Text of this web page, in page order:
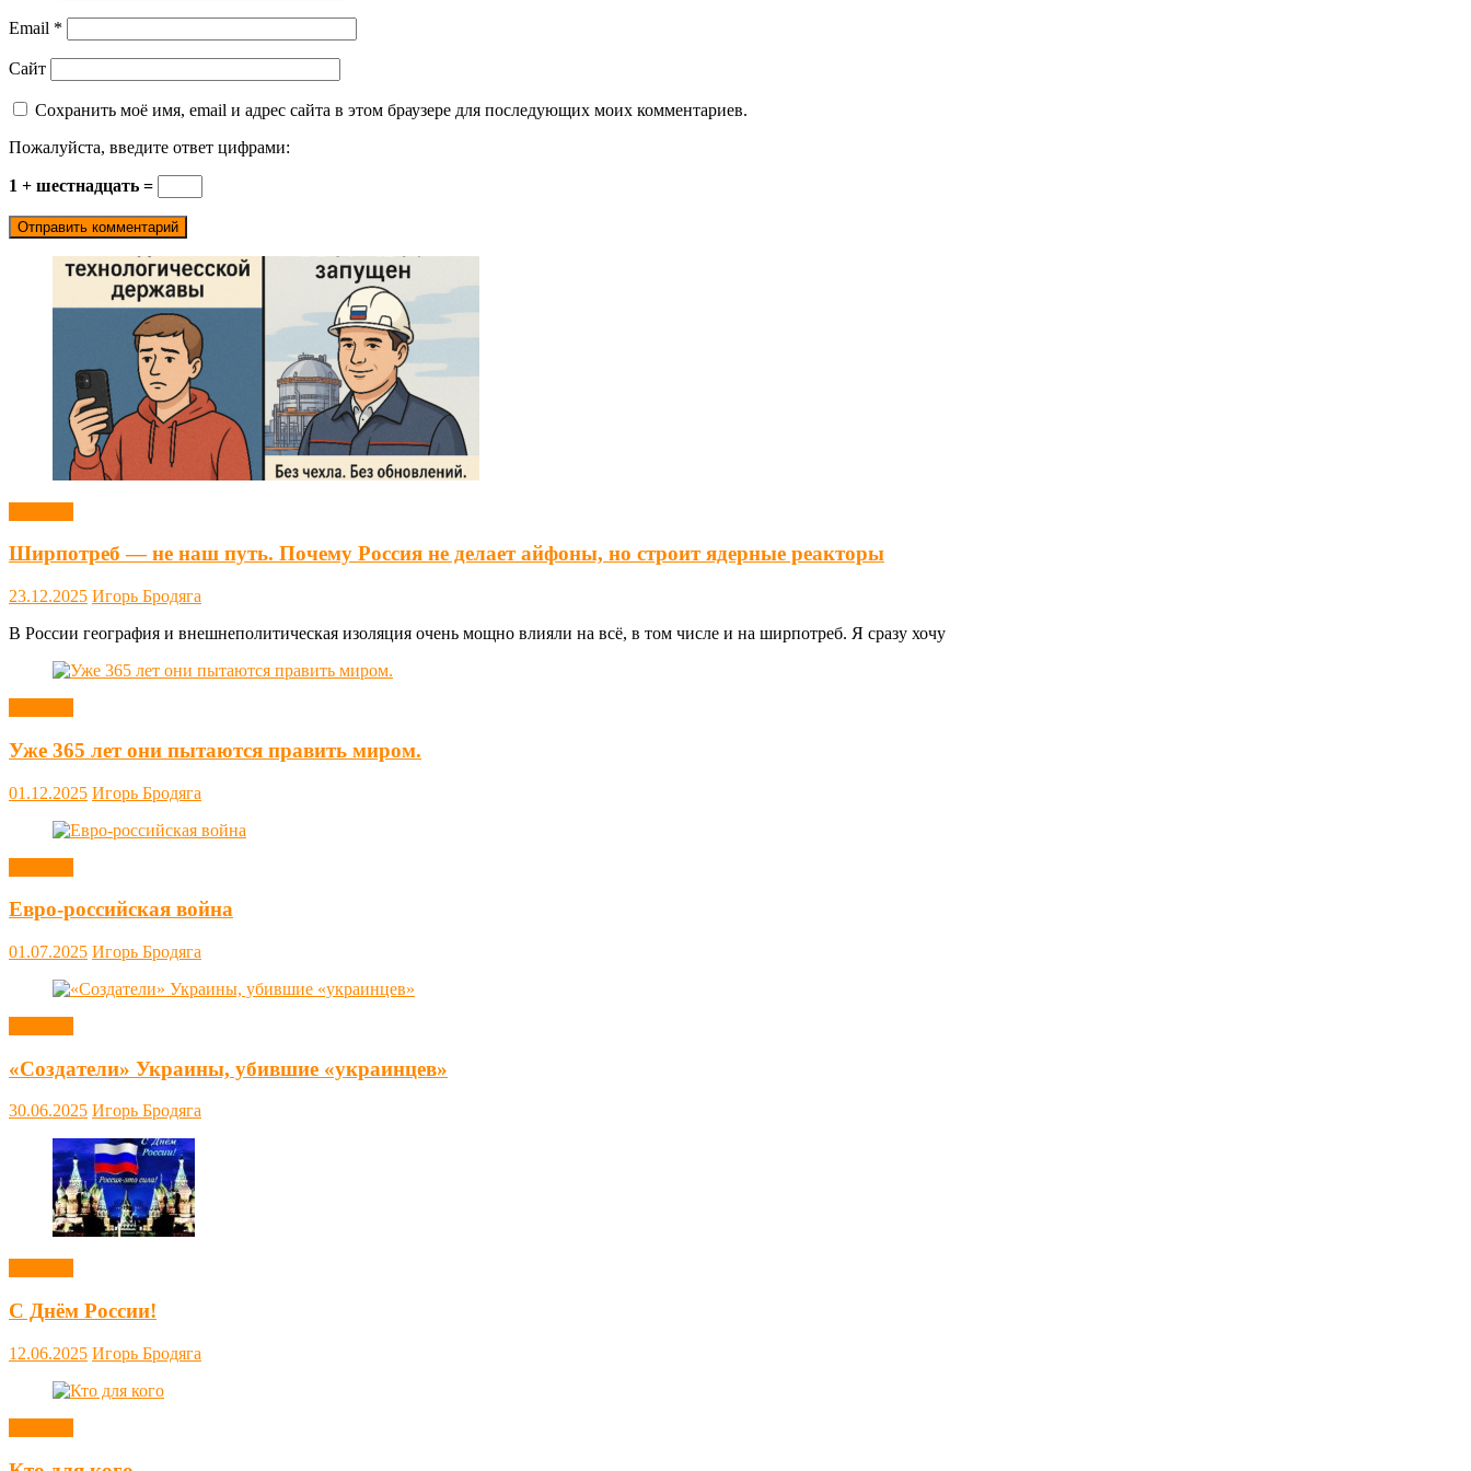
Email *
Сайт
Сохранить моё имя, email и адрес сайта в этом браузере для последующих моих комментариев.
Пожалуйста, введите ответ цифрами:
1 + шестнадцать =
Ширпотреб — не наш путь. Почему Россия не делает айфоны, но строит ядерные реакторы
23.12.2025 Игорь Бродяга
В России география и внешнеполитическая изоляция очень мощно влияли на всё, в том числе и на ширпотреб. Я сразу хочу
Уже 365 лет они пытаются править миром.
01.12.2025 Игорь Бродяга
Евро-российская война
01.07.2025 Игорь Бродяга
«Создатели» Украины, убившие «украинцев»
30.06.2025 Игорь Бродяга
С Днём России!
12.06.2025 Игорь Бродяга